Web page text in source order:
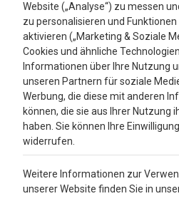
Bewertungen
4.3
Google Reviews
Website („Analyse“) zu messen
zu personalisieren und
aktivieren („Marketing & Soziale
Cookies und ähnliche
Informationen über Ihre Nutzung
unseren Partnern für soziale
Werbung, die diese mit anderen
können, die sie aus Ihrer Nutzung
haben. Sie können Ihre
widerrufen.
Weitere Informationen zur
unserer Website finden Sie in